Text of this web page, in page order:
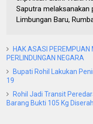
Saputra melaksanakan
Limbungan Baru,
HAK ASASI
PERLINDUNGAN NEGARA
Bupati Rohil Lakukan
19
Rohil Jadi Transit
Barang Bukti 105 Kg